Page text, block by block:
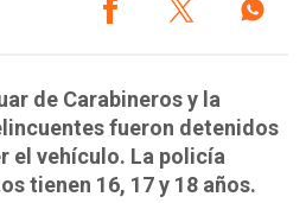
de Carabineros y la
fueron detenidos
el vehículo. La policía
tienen 16, 17 y 18 años.